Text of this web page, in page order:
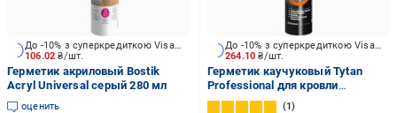
106.02₴/шт.
До -10% з суперкредиткою Visa Вигода
Герметик акриловый Bostik
Acryl Universal серый 280 мл
оценить
264.10₴/шт.
До -10% з суперкредиткою Visa Вигода
Герметик каучуковый Tytan
Professional для кровли
графитовый 280 мл
1